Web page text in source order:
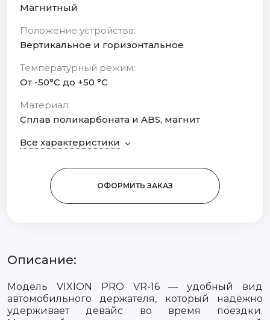
Магнитный
Положение устройства:
Вертикальное и горизонтальное
Температурный режим:
От -50°С до +50 °C
Материал:
Сплав поликарбоната и ABS, магнит
Все характеристики
ОФОРМИТЬ ЗАКАЗ
Описание:
Модель VIXION PRO VR-16 — удобный вид
автомобильного держателя, который надёжно
удерживает девайс во время поездки.